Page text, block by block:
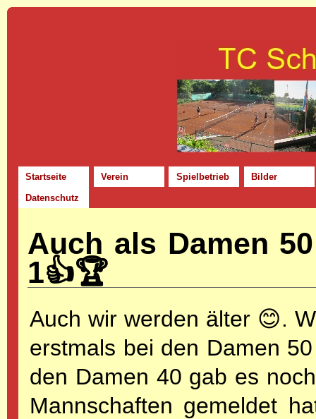
Startseite Verein Spielbetrieb
Bilder
Datenschutz
Auch als Damen
1👍🏆
Auch wir werden älter 😊.
erstmals bei den Damen
den Damen 40 gab es
Mannschaften gemeldet